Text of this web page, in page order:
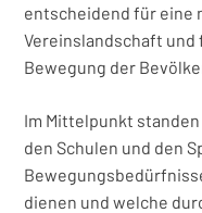
entscheidend für eine
Vereinslandschaft
Bewegung der
Im Mittelpunkt
den Schulen und den
dienen und welche